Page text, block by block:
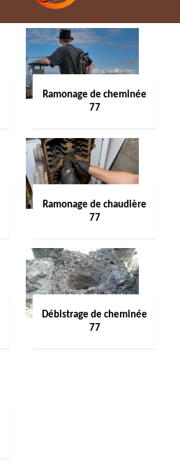
Ramonage de cheminée
77
Ramonage de chaudière
77
Débistrage de cheminée
77